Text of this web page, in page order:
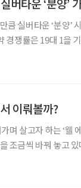
버타운 ‘분양’
큼 실버타운 ‘분양’
경쟁률은 19대 1을
이뤄볼까?
살고자 하는 ‘웰 에
조금씩 바꿔 놓고